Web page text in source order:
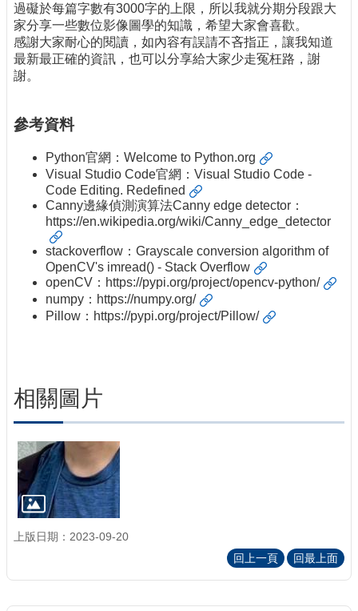
過礙於每篇字數有3000字的上限，所以我就分期分段跟大
家分享一些數位影像圖學的知識，希望大家會喜歡。
感謝大家耐心的閱讀，如內容有誤請不吝指正，讓我知道
最新最正確的資訊，也可以分享給大家少走冤枉路，謝
謝。
參考資料
Python官網： Welcome to Python.org
Visual Studio Code官網： Visual Studio Code -
Code Editing. Redefined
Canny邊緣偵測演算法Canny edge detector：
https://en.wikipedia.org/wiki/Canny_edge_detector
stackoverflow： Grayscale conversion algorithm of
OpenCV's imread() - Stack Overflow
openCV： https://pypi.org/project/opencv-python/
numpy： https://numpy.org/
Pillow： https://pypi.org/project/Pillow/
相關圖片
上版日期：2023-09-20
回上一頁
回最上面